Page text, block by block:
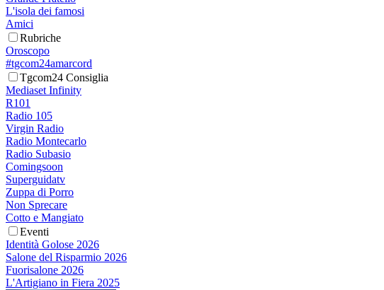
L'isola dei famosi
Amici
Rubriche
Oroscopo
#tgcom24amarcord
Tgcom24 Consiglia
Mediaset Infinity
R101
Radio 105
Virgin Radio
Radio Montecarlo
Radio Subasio
Comingsoon
Superguidatv
Zuppa di Porro
Non Sprecare
Cotto e Mangiato
Eventi
Identità Golose 2026
Salone del Risparmio 2026
Fuorisalone 2026
L'Artigiano in Fiera 2025